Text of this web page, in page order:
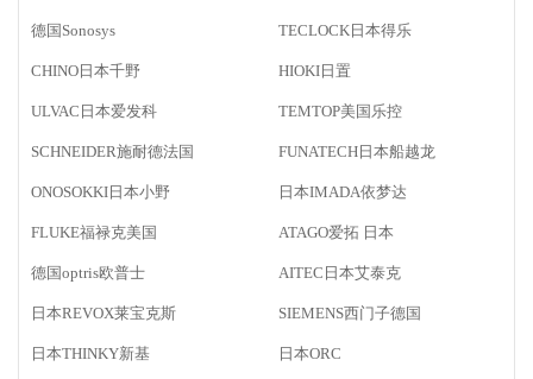
德国Sonosys TECLOCK日本得乐
CHINO日本千野 HIOKI日置
ULVAC日本爱发科 TEMTOP美国乐控
SCHNEIDER施耐德法国 FUNATECH日本船越龙
ONOSOKKI日本小野 日本IMADA依梦达
FLUKE福禄克美国 ATAGO爱拓 日本
德国optris欧普士 AITEC日本艾泰克
日本REVOX莱宝克斯 SIEMENS西门子德国
日本THINKY新基 日本ORC